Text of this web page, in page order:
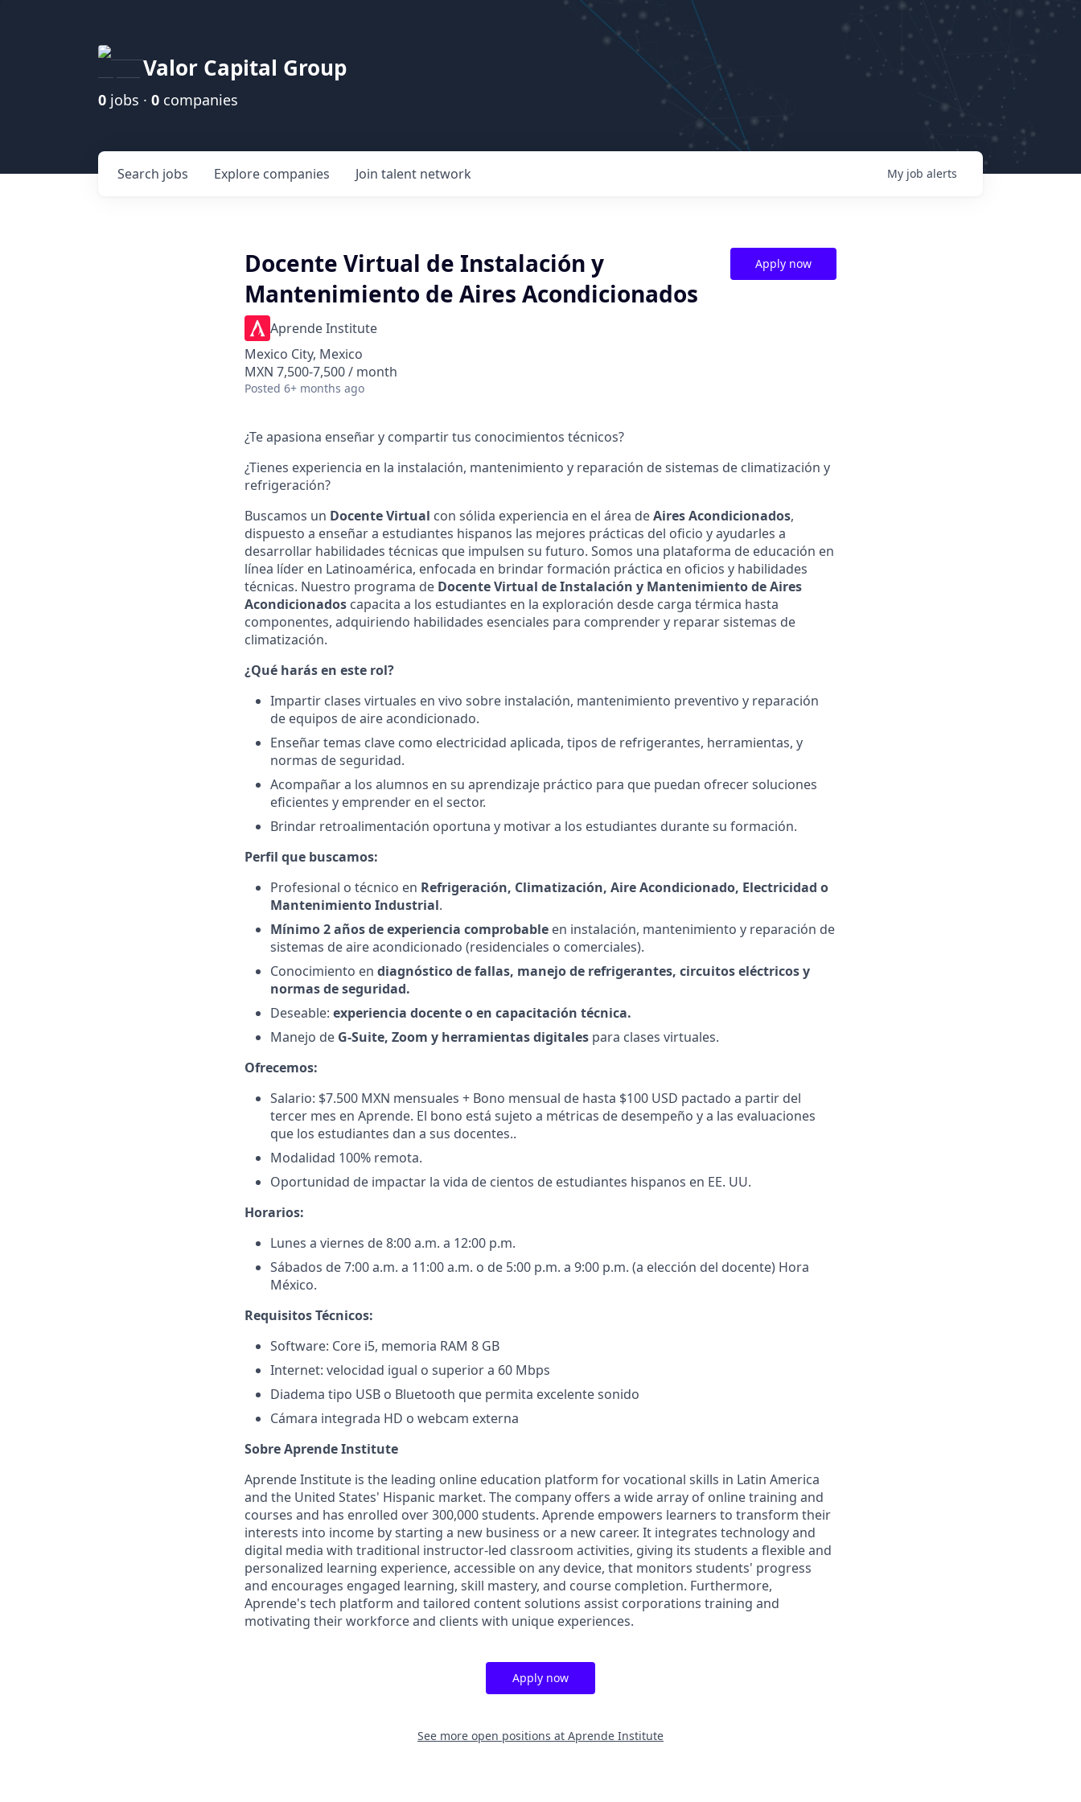
Valor Capital Group
0 jobs · 0 companies
Search jobs Explore companies Join talent network My job alerts
Docente Virtual de Instalación y
Mantenimiento de Aires Acondicionados
Aprende Institute
Mexico City, Mexico
MXN 7,500-7,500 / month
Posted 6+ months ago
Apply now
¿Te apasiona enseñar y compartir tus conocimientos técnicos?
¿Tienes experiencia en la instalación, mantenimiento y reparación de sistemas de climatización y
refrigeración?
Buscamos un Docente Virtual con sólida experiencia en el área deAires Acondicionados,
dispuesto a enseñar a estudiantes hispanos las mejores prácticas del oficio y ayudarles a
desarrollar habilidades técnicas que impulsen su futuro. Somos una plataforma de educación en
línea líder en Latinoamérica, enfocada en brindar formación práctica en oficios y habilidades
técnicas. Nuestro programa de Docente Virtual de Instalación y Mantenimiento de Aires
Acondicionados capacita a los estudiantes en la exploración desde carga térmica hasta
componentes, adquiriendo habilidades esenciales para comprender y reparar sistemas de
climatización.
¿Qué harás en este rol?
Impartir clases virtuales en vivo sobre instalación, mantenimiento preventivo y reparación
de equipos de aire acondicionado.
Enseñar temas clave como electricidad aplicada, tipos de refrigerantes, herramientas, y
normas de seguridad.
Acompañar a los alumnos en su aprendizaje práctico para que puedan ofrecer soluciones
eficientes y emprender en el sector.
Brindar retroalimentación oportuna y motivar a los estudiantes durante su formación.
Perfil que buscamos:
Profesional o técnico en Refrigeración, Climatización, Aire Acondicionado, Electricidad o
Mantenimiento Industrial.
Mínimo 2 años de experiencia comprobable en instalación, mantenimiento y reparación de
sistemas de aire acondicionado (residenciales o comerciales).
Conocimiento en diagnóstico de fallas, manejo de refrigerantes, circuitos eléctricos y
normas de seguridad.
Deseable: experiencia docente o en capacitación técnica.
Manejo de G-Suite, Zoom y herramientas digitales para clases virtuales.
Ofrecemos:
Salario: $7.500 MXN mensuales + Bono mensual de hasta $100 USD pactado a partir del
tercer mes en Aprende. El bono está sujeto a métricas de desempeño y a las evaluaciones
que los estudiantes dan a sus docentes..
Modalidad 100% remota.
Oportunidad de impactar la vida de cientos de estudiantes hispanos en EE. UU.
Horarios:
Lunes a viernes de 8:00 a.m. a 12:00 p.m.
Sábados de 7:00 a.m. a 11:00 a.m. o de 5:00 p.m. a 9:00 p.m. (a elección del docente) Hora
México.
Requisitos Técnicos:
Software: Core i5, memoria RAM 8 GB
Internet: velocidad igual o superior a 60 Mbps
Diadema tipo USB o Bluetooth que permita excelente sonido
Cámara integrada HD o webcam externa
Sobre Aprende Institute
Aprende Institute is the leading online education platform for vocational skills in Latin America
and the United States' Hispanic market. The company offers a wide array of online training and
courses and has enrolled over 300,000 students. Aprende empowers learners to transform their
interests into income by starting a new business or a new career. It integrates technology and
digital media with traditional instructor-led classroom activities, giving its students a flexible and
personalized learning experience, accessible on any device, that monitors students' progress
and encourages engaged learning, skill mastery, and course completion. Furthermore,
Aprende's tech platform and tailored content solutions assist corporations training and
motivating their workforce and clients with unique experiences.
Apply now
See more open positions at Aprende Institute